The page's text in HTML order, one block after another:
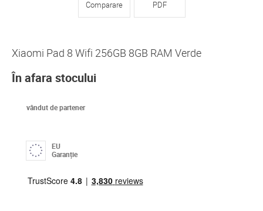
Comparare PDF
Xiaomi Pad 8 Wifi 256GB 8GB RAM Verde
În afara stocului
vândut de partener
EU
Garanție